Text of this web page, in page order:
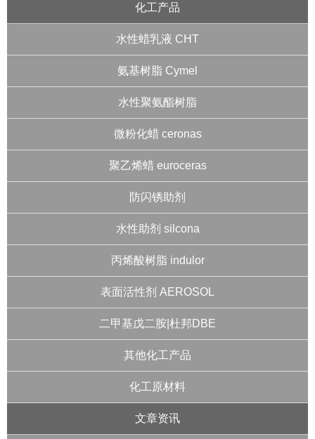
化工产品
水性蜡乳液 CHT
氨基树脂 Cymel
水性聚氨酯树脂
微粉化蜡 ceronas
聚乙烯蜡 euroceras
防闪锈助剂
水性助剂 silcona
丙烯酸树脂 indulor
表面活性剂 AEROSOL
二甲基戊二胺|杜邦DBE
其他化工产品
化工原材料
文章资讯